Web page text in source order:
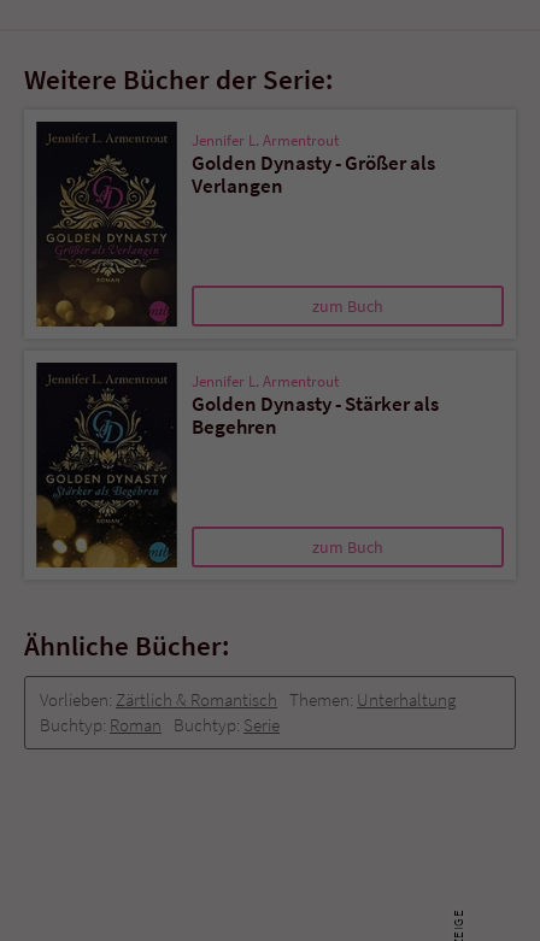
Weitere Bücher der Serie:
Jennifer L. Armentrout
Golden Dynasty - Größer als
Verlangen
zum Buch
Jennifer L. Armentrout
Golden Dynasty - Stärker als
Begehren
zum Buch
Ähnliche Bücher:
Vorlieben: Zärtlich & Romantisch Themen: Unterhaltung
Buchtyp: Roman Buchtyp: Serie